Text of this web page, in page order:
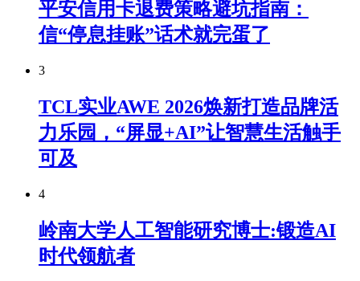
平安信用卡退费策略避坑指南：
信“停息挂账”话术就完蛋了
3
TCL实业AWE 2026焕新打造品牌活
力乐园，“屏显+AI”让智慧生活触手
可及
4
岭南大学人工智能研究博士:锻造AI
时代领航者